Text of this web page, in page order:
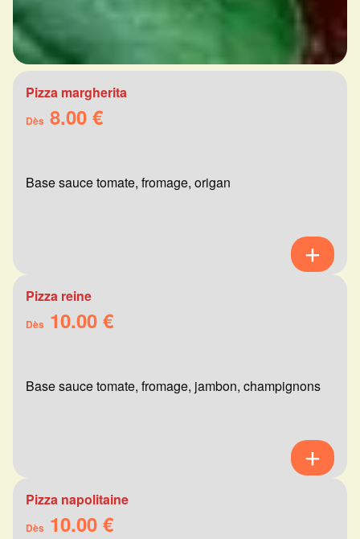
Pizza margherita
Dès 8.00 €
Base sauce tomate, fromage, origan
Pizza reine
Dès 10.00 €
Base sauce tomate, fromage, jambon, champignons
Pizza napolitaine
Dès 10.00 €